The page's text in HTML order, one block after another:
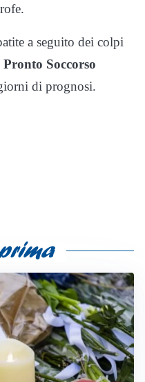
a seguito dei colpi
Pronto Soccorso
di prognosi.